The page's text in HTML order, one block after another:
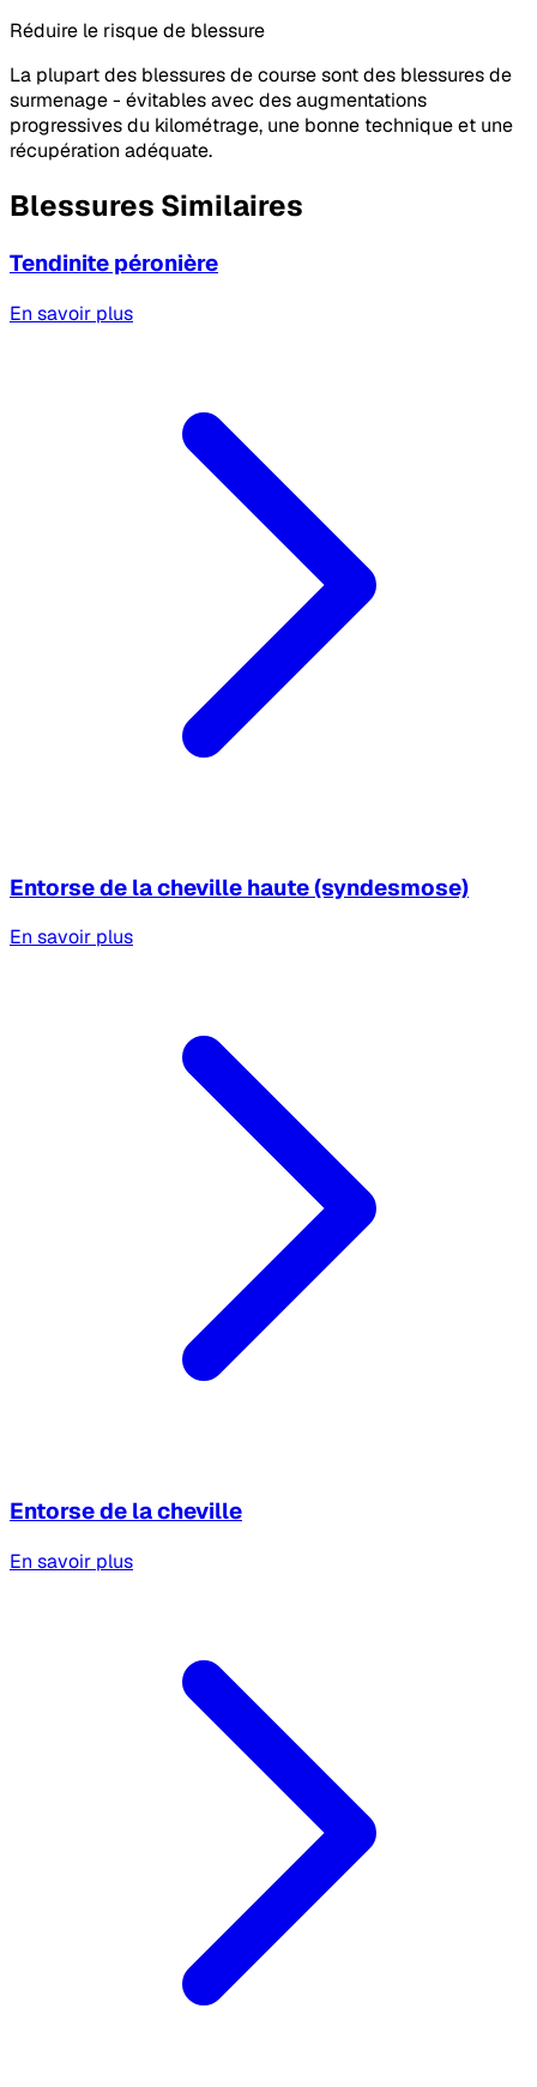
Réduire le risque de blessure
La plupart des blessures de course sont des blessures de
surmenage - évitables avec des augmentations
progressives du kilométrage, une bonne technique et une
récupération adéquate.
Blessures Similaires
Tendinite péronière
En savoir plus
Entorse de la cheville haute (syndesmose)
En savoir plus
Entorse de la cheville
En savoir plus